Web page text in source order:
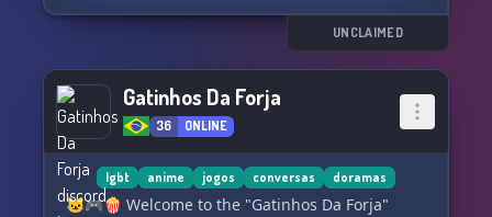
UNCLAIMED
Gatinhos Da Forja
36 ONLINE
lgbt anime jogos conversas doramas
🐱🎮🍿 Welcome to the "Gatinhos Da Forja"